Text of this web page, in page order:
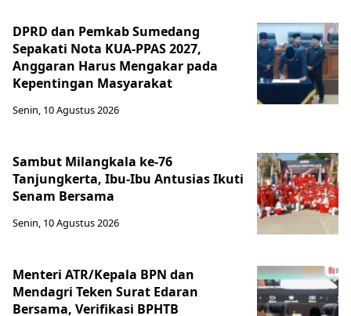
DPRD dan Pemkab Sumedang
Sepakati Nota KUA-PPAS 2027,
Anggaran Harus Mengakar pada
Kepentingan Masyarakat
Senin, 10 Agustus 2026
Sambut Milangkala ke-76
Tanjungkerta, Ibu-Ibu Antusias Ikuti
Senam Bersama
Senin, 10 Agustus 2026
Menteri ATR/Kepala BPN dan
Mendagri Teken Surat Edaran
Bersama, Verifikasi BPHTB